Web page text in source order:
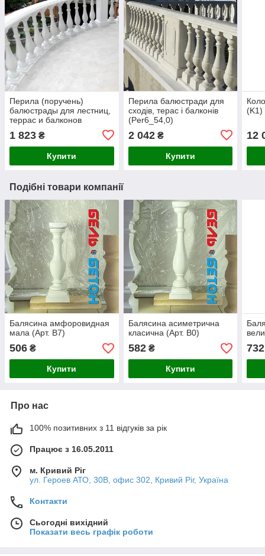
Перила (поручень)
балюстрады для лестниц,
террас и балконов
1 823 ₴
Купити
Перила балюстради для
сходів, терас і балконів
(Per6_54,0)
2 042₴
Купити
(K1)
12
Подібні товари компанії
Балясина амфоровидная
мала (Арт. B7)
506 ₴
Купити
Балясина асиметрична
класична (Арт. B0)
582₴
Купити
732
Про нас
100% позитивних з 11 відгуків за рік
Працює з 16.05.2011
м. Кривий Ріг
ул. Героев АТО, 30В, офис 302, Кривий Ріг, Україна
Контакти
Сьогодні вихідний
Показати весь графік роботи